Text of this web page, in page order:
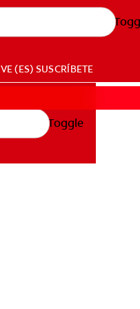
VE (ES) SUSCRÍBETE
Toggle